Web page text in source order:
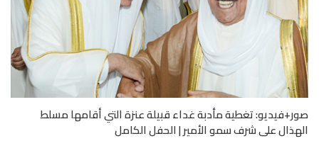
صور+فيديو: تغطية مأدبة غداء قبيلة عنزة التي أقامها مسلط
الهذال على شرف سمو الأمير | الحفل الكامل